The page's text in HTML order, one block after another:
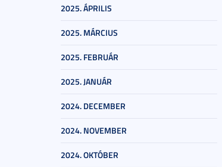
2025. ÁPRILIS
2025. MÁRCIUS
2025. FEBRUÁR
2025. JANUÁR
2024. DECEMBER
2024. NOVEMBER
2024. OKTÓBER